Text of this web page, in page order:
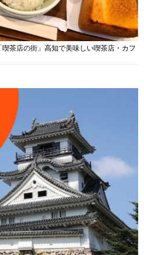
茶店の街」高知で美味しい喫茶店・カフ